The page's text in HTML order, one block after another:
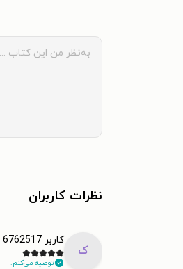
نظرات کاربران
ک
کاربر 6762517
توصیه می‌کنم.